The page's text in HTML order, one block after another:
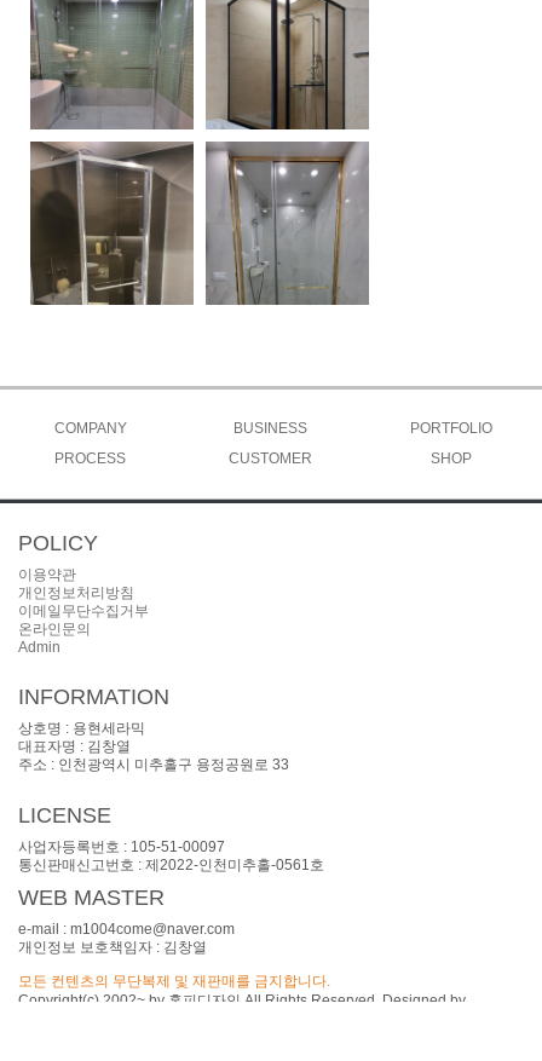
COMPANY
인사말
BUSINESS
제품종류
PORTFOLIO
시공사례
PROCESS
CUSTOMER
SHOP
POLICY
이용약관
개인정보처리방침
이메일무단수집거부
온라인문의
Admin
INFORMATION
상호명 : 용현세라믹
대표자명 : 김창열
주소 : 인천광역시 미추홀구 용정공원로 33
LICENSE
사업자등록번호 : 105-51-00097
통신판매신고번호 : 제2022-인천미추홀-0561호
WEB MASTER
e-mail : m1004come@naver.com
개인정보 보호책임자 : 김창열
모든 컨텐츠의 무단복제 및 재판매를 금지합니다.
Copyright(c) 2002~ by 홈피디자인 All Rights Reserved. Designed by